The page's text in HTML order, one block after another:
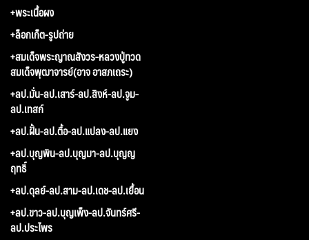
+พระเนื้อผง
+ล็อกเก็ต-รูปถ่าย
+สมเด็จพระญาณสังวร-หลวงปู่ทวด
สมเด็จพุฒาจารย์(อาจ อาสภเถระ)
+ลป.มั่น-ลป.เสาร์-ลป.สิงห์-ลป.จูม-
ลป.เทสก์
+ลป.ฝั้น-ลป.ตื้อ-ลป.แปลง-ลป.แยง
+ลป.บุญพิน-ลป.บุญมา-ลป.บุญญ
ฤทธิ์
+ลป.ดุลย์-ลป.สาม-ลป.เดช-ลป.เยื้อน
+ลป.ขาว-ลป.บุญเพ็ง-ลป.จันทร์ศรี-
ลป.ประไพร